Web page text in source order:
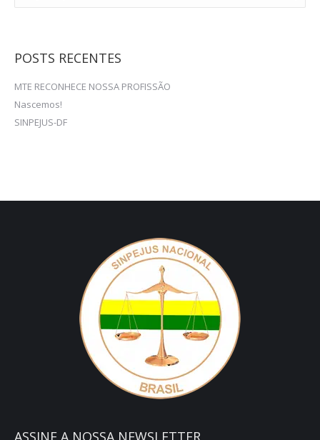
POSTS RECENTES
MTE RECONHECE NOSSA PROFISSÃO
Nascemos!
SINPEJUS-DF
ASSINE A NOSSA NEWSLETTER